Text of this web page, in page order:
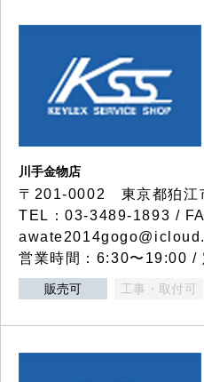
川手金物店
〒201-0002 東京都狛江
TEL：03-3489-1893 /
営業時間：6:30〜19:00 /
販売可 工事・取付可